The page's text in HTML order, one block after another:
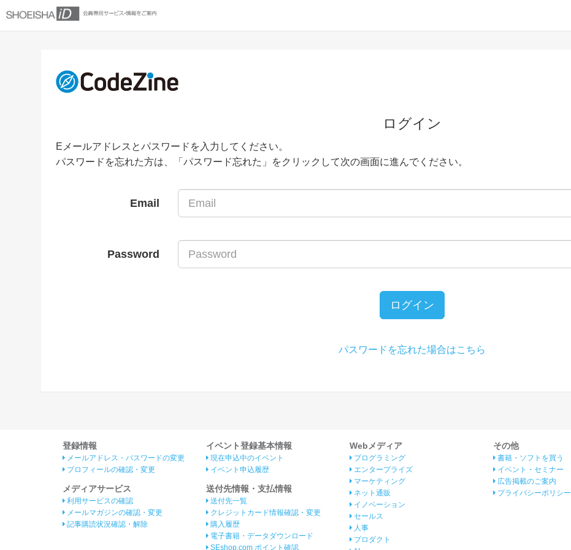
ログイン
Eメールアドレスとパスワードを入力してください。
パスワードを忘れた方は、「パスワード忘れた」をクリックして次の画面に進んでください。
Email
Password
ログイン
パスワードを忘れた場合はこちら
登録情報
メールアドレス・パスワードの変更
プロフィールの確認・変更
メディアサービス
利用サービスの確認
メールマガジンの確認・変更
記事購読状況確認・解除
イベント登録基本情報
現在申込中のイベント
イベント申込履歴
送付先情報・支払情報
送付先一覧
クレジットカード情報確認・変更
購入履歴
電子書籍・データダウンロード
SEshop.com ポイント確認
Webメディア
プログラミング
エンタープライズ
マーケティング
ネット通販
イノベーション
セールス
人事
プロダクト
その他
書籍・ソフトを買う
イベント・セミナー
広告掲載のご案内
プライバシーポリシー